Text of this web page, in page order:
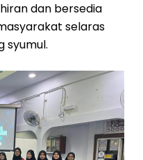
dan bersedia
selaras
syumul.